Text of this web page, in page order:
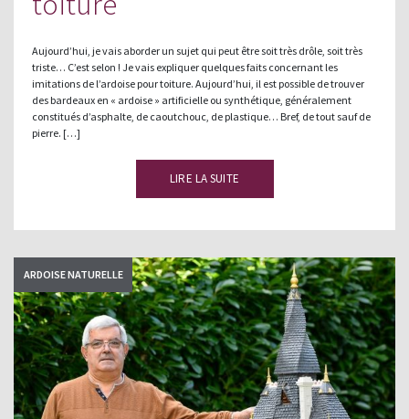
Aujourd’hui, je vais aborder un sujet qui peut être soit très drôle, soit très
triste… C’est selon ! Je vais expliquer quelques faits concernant les
imitations de l’ardoise pour toiture. Aujourd’hui, il est possible de trouver
des bardeaux en « ardoise » artificielle ou synthétique, généralement
constitués d’asphalte, de caoutchouc, de plastique… Bref, de tout sauf de
pierre. […]
LIRE LA SUITE
ARDOISE NATURELLE